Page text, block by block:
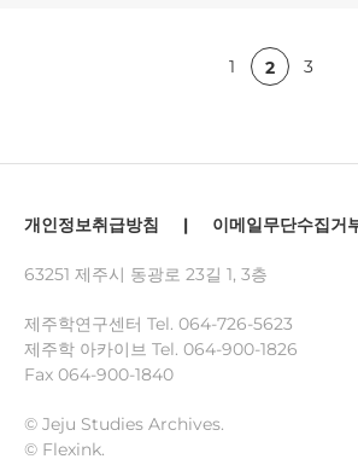
1 2 3
개인정보취급방침 | 이메일무단수집거
63251 제주시 동광로 23길 1, 3층
제주학연구센터 Tel. 064-726-5623
제주학 아카이브 Tel. 064-900-1826
Fax 064-900-1840
© Jeju Studies Archives.
© Flexink.